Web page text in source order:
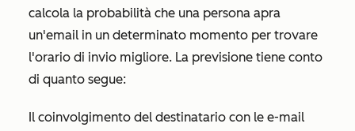
calcola la probabilità che una persona apra
un'email in un determinato momento per trovare
l'orario di invio migliore. La previsione tiene conto
di quanto segue:
Il coinvolgimento del destinatario con le e-mail